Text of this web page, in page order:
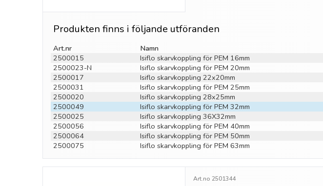
Produkten finns i följande utföranden
Art.nr Namn
2500015
Isiflo skarvkoppling för PEM 16mm
2500023-N
Isiflo skarvkoppling för PEM 20mm
2500017
Isiflo skarvkoppling 22x20mm
2500031
Isiflo skarvkoppling för PEM 25mm
2500020
Isiflo skarvkoppling 28x25mm
2500049
Isiflo skarvkoppling för PEM 32mm
2500025
Isiflo skarvkoppling 36X32mm
2500056
Isiflo skarvkoppling för PEM 40mm
2500064
Isiflo skarvkoppling för PEM 50mm
2500075
Isiflo skarvkoppling för PEM 63mm
Art.no 2501344